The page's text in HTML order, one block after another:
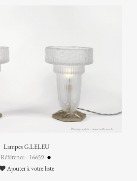
Lampes G.LELEU
Référence : 16659
Ajouter à votre liste